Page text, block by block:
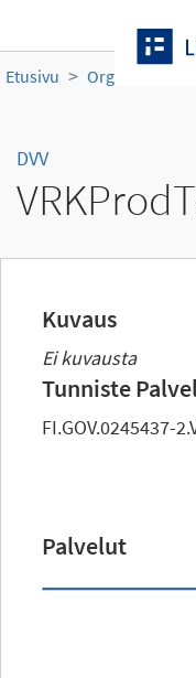
Etusivu Organisaatiot
DVV
Kuvaus
Ei kuvausta
Tunniste
FI.GOV.0245437-
Palvelut